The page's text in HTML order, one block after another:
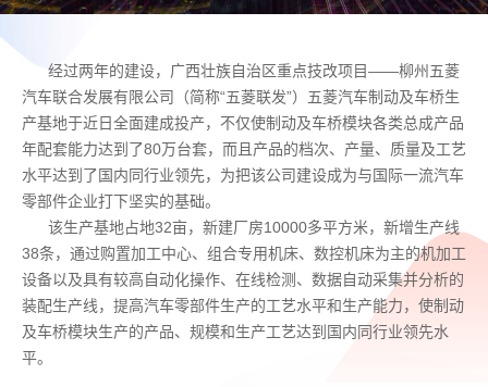
经过两年的建设，广西壮族自治区重点技改项目——柳州五菱
汽车联合发展有限公司（简称“五菱联发”）五菱汽车制动及车桥生
产基地于近日全面建成投产，不仅使制动及车桥模块各类总成产品
年配套能力达到了80万台套，而且产品的档次、产量、质量及工艺
水平达到了国内同行业领先，为把该公司建设成为与国际一流汽车
零部件企业打下坚实的基础。
该生产基地占地32亩，新建厂房10000多平方米，新增生产线
38条，通过购置加工中心、组合专用机床、数控机床为主的机加工
设备以及具有较高自动化操作、在线检测、数据自动采集并分析的
装配生产线，提高汽车零部件生产的工艺水平和生产能力，使制动
及车桥模块生产的产品、规模和生产工艺达到国内同行业领先水
平。